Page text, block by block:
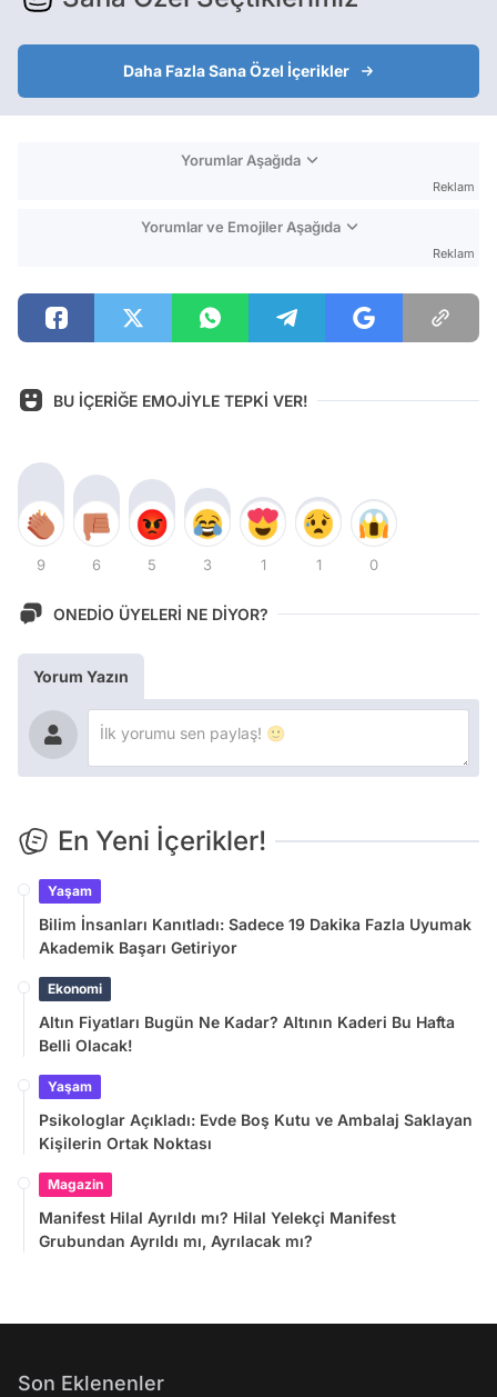
Daha Fazla Sana Özel İçerikler
Yorumlar Aşağıda
Reklam
Yorumlar ve Emojiler Aşağıda
Reklam
BU İÇERİĞE EMOJİYLE TEPKİ VER!
9 6 5 3 1 1 0
ONEDİO ÜYELERİ NE DİYOR?
Yorum Yazın
En Yeni İçerikler!
Yaşam
Bilim İnsanları Kanıtladı: Sadece 19 Dakika Fazla Uyumak
Akademik Başarı Getiriyor
Ekonomi
Altın Fiyatları Bugün Ne Kadar? Altının Kaderi Bu Hafta
Belli Olacak!
Yaşam
Psikologlar Açıkladı: Evde Boş Kutu ve Ambalaj Saklayan
Kişilerin Ortak Noktası
Magazin
Manifest Hilal Ayrıldı mı? Hilal Yelekçi Manifest
Grubundan Ayrıldı mı, Ayrılacak mı?
Son Eklenenler